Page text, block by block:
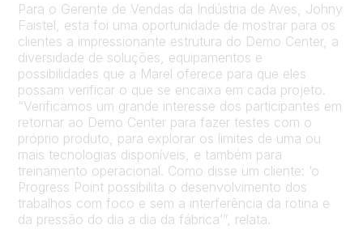
Para o Gerente de Vendas da Indústria de Aves, Johny
Faistel, esta foi uma oportunidade de mostrar para os
clientes a impressionante estrutura do Demo Center, a
diversidade de soluções, equipamentos e
possibilidades que a Marel oferece para que eles
possam verificar o que se encaixa em cada projeto.
“Verificamos um grande interesse dos participantes em
retornar ao Demo Center para fazer testes com o
próprio produto, para explorar os limites de uma ou
mais tecnologias disponíveis, e também para
treinamento operacional. Como disse um cliente: ‘o
Progress Point possibilita o desenvolvimento dos
trabalhos com foco e sem a interferência da rotina e
da pressão do dia a dia da fábrica’”, relata.